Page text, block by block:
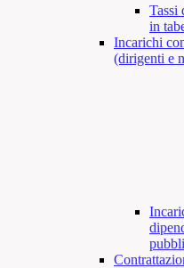
Tassi
in
Incarichi
(dirigenti e